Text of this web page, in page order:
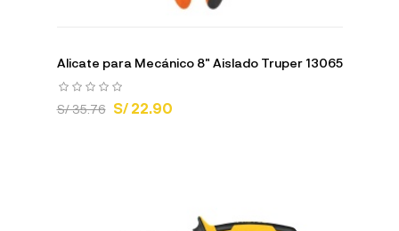
Alicate para Mecánico 8" Aislado Truper 13065
S/ 35.76 S/ 22.90